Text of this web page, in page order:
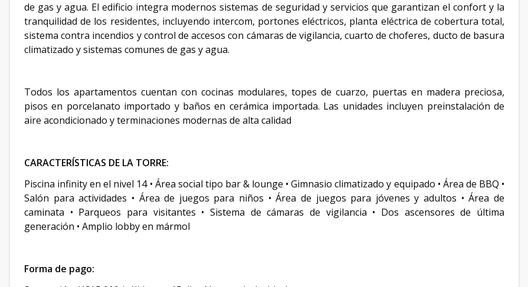
de gas y agua. El edificio integra modernos sistemas de seguridad y servicios que garantizan el confort y la
tranquilidad de los residentes, incluyendo intercom, portones eléctricos, planta eléctrica de cobertura total,
sistema contra incendios y control de accesos con cámaras de vigilancia, cuarto de choferes, ducto de basura
climatizado y sistemas comunes de gas y agua.
Todos los apartamentos cuentan con cocinas modulares, topes de cuarzo, puertas en madera preciosa,
pisos en porcelanato importado y baños en cerámica importada. Las unidades incluyen preinstalación de
aire acondicionado y terminaciones modernas de alta calidad
CARACTERÍSTICAS DE LA TORRE:
Piscina infinity en el nivel 14 • Área social tipo bar & lounge • Gimnasio climatizado y equipado • Área de BBQ •
Salón para actividades • Área de juegos para niños • Área de juegos para jóvenes y adultos • Área de
caminata • Parqueos para visitantes • Sistema de cámaras de vigilancia • Dos ascensores de última
generación • Amplio lobby en mármol
Forma de pago: